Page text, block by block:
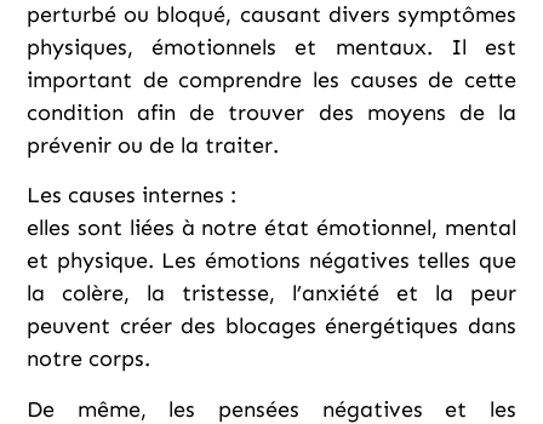
perturbé ou bloqué, causant divers symptômes
physiques, émotionnels et mentaux. Il est
important de comprendre les causes de cette
condition afin de trouver des moyens de la
prévenir ou de la traiter.
Les causes internes :
elles sont liées à notre état émotionnel, mental
et physique. Les émotions négatives telles que
la colère, la tristesse, l’anxiété et la peur
peuvent créer des blocages énergétiques dans
notre corps.
De même, les pensées négatives et les